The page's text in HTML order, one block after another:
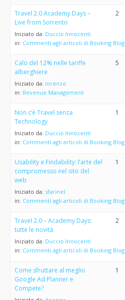
Travel 2.0 Academy Days –
Live from Sorrento
Iniziato da: Duccio Innocenti
in: Commenti agli articoli di Booking Blog
2
Calo del 12% nelle tariffe
alberghiere
Iniziato da: lorenzo
in: Revenue Management
5
Non c’è Travel senza
Technology
Iniziato da: Duccio Innocenti
in: Commenti agli articoli di Booking Blog
1
Usability e Findability: l’arte del
compromesso nel sito del
web
Iniziato da: sfarinel
in: Commenti agli articoli di Booking Blog
1
Travel 2.0 – Academy Days:
tutte le novità
Iniziato da: Duccio Innocenti
in: Commenti agli articoli di Booking Blog
2
Come sfruttare al meglio
Google Ad Planner e
Compete?
1